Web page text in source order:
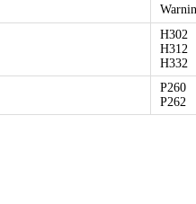
H302
H312
H332
P260
P262